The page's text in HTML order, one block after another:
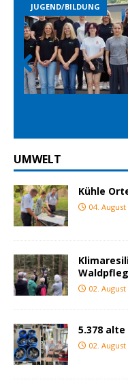
JUGEND/BILDUNG
Prev
ious
UMWELT
Kühle
04. August
02. August
5.378
02. August